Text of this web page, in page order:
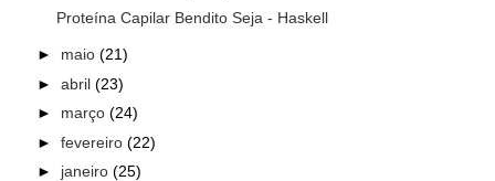
Proteína Capilar Bendito Seja - Haskell
► maio (21)
► abril (23)
► março (24)
► fevereiro (22)
► janeiro (25)